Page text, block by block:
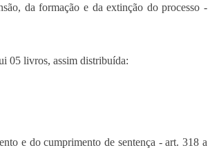
da formação e da extinção do processo -
05 livros, assim distribuída:
e do cumprimento de sentença - art. 318 a